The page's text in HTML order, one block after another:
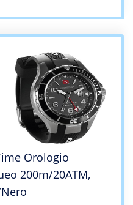
Orologio
200m/20ATM,